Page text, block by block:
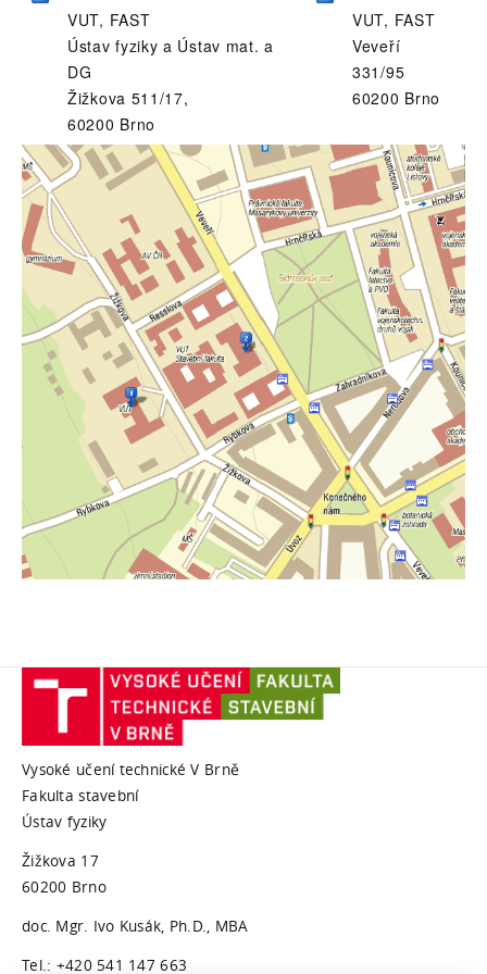
VUT, FAST
Ústav fyziky a Ústav mat. a
DG
Žižkova 511/17,
60200 Brno
VUT, FAST
Veveří
331/95
60200 Brno
Vysoké učení technické V Brně
Fakulta stavební
Ústav fyziky
Žižkova 17
60200 Brno
doc. Mgr. Ivo Kusák, Ph.D., MBA
Tel.: +420 541 147 663